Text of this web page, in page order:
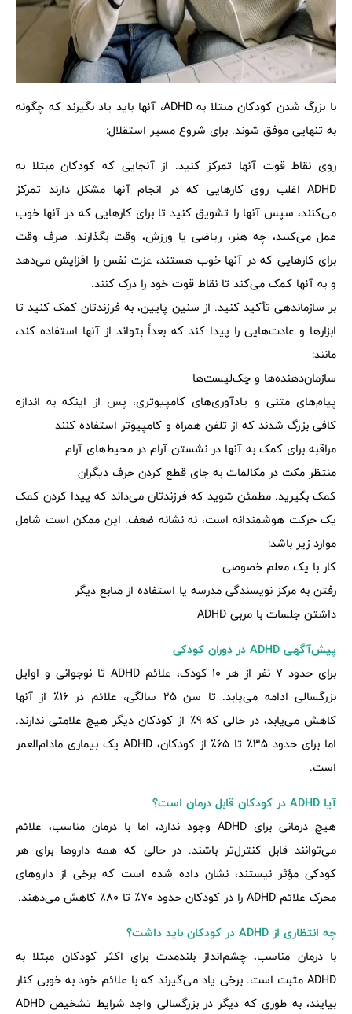
با بزرگ شدن کودکان مبتلا به ADHD، آنها باید یاد بگیرند که چگونه
به تنهایی موفق شوند. برای شروع مسیر استقلال:
روی نقاط قوت آنها تمرکز کنید. از آنجایی که کودکان مبتلا به
ADHD اغلب روی کارهایی که در انجام آنها مشکل دارند تمرکز
می‌کنند، سپس آنها را تشویق کنید تا برای کارهایی که در آنها خوب
عمل می‌کنند، چه هنر، ریاضی یا ورزش، وقت بگذارند. صرف وقت
برای کارهایی که در آنها خوب هستند، عزت نفس را افزایش می‌دهد
و به آنها کمک می‌کند تا نقاط قوت خود را درک کنند.
بر سازماندهی تأکید کنید. از سنین پایین، به فرزندتان کمک کنید تا
ابزارها و عادت‌هایی را پیدا کند که بعداً بتواند از آنها استفاده کند،
مانند:
سازمان‌دهنده‌ها و چک‌لیست‌ها
پیام‌های متنی و یادآوری‌های کامپیوتری، پس از اینکه به اندازه
کافی بزرگ شدند که از تلفن همراه و کامپیوتر استفاده کنند
مراقبه برای کمک به آنها در نشستن آرام در محیط‌های آرام
منتظر مکث در مکالمات به جای قطع کردن حرف دیگران
کمک بگیرید. مطمئن شوید که فرزندتان می‌داند که پیدا کردن کمک
یک حرکت هوشمندانه است، نه نشانه ضعف. این ممکن است شامل
موارد زیر باشد:
کار با یک معلم خصوصی
رفتن به مرکز نویسندگی مدرسه یا استفاده از منابع دیگر
داشتن جلسات با مربی ADHD
پیش‌آگهی ADHD در دوران کودکی
برای حدود 7 نفر از هر 10 کودک، علائم ADHD تا نوجوانی و اوایل
بزرگسالی ادامه می‌یابد. تا سن 25 سالگی، علائم در 16٪ از آنها
کاهش می‌یابد، در حالی که 9٪ از کودکان دیگر هیچ علامتی ندارند.
اما برای حدود 35٪ تا 65٪ از کودکان، ADHD یک بیماری مادام‌العمر
است.
آیا ADHD در کودکان قابل درمان است؟
هیچ درمانی برای ADHD وجود ندارد، اما با درمان مناسب، علائم
می‌توانند قابل کنترل‌تر باشند. در حالی که همه داروها برای هر
کودکی مؤثر نیستند، نشان داده شده است که برخی از داروهای
محرک علائم ADHD را در کودکان حدود 70٪ تا 80٪ کاهش می‌دهند.
چه انتظاری از ADHD در کودکان باید داشت؟
با درمان مناسب، چشم‌انداز بلندمدت برای اکثر کودکان مبتلا به
ADHD مثبت است. برخی یاد می‌گیرند که با علائم خود به خوبی کنار
بیایند، به طوری که دیگر در بزرگسالی واجد شرایط تشخیص ADHD